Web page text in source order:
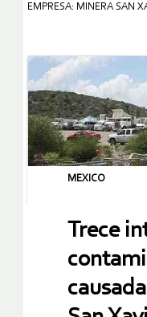
EMPRESA: MINERA SAN
MEXICO
Trece